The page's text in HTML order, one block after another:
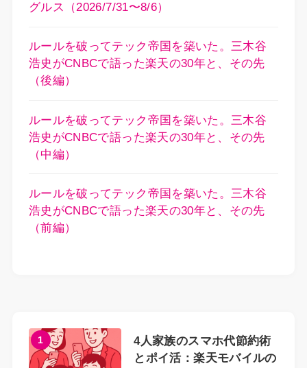
グルス（2026/7/31〜8/6）
ルールを破ってテック帝国を築いた。三木谷
浩史がCNBCで語った楽天の30年と、その先
（後編）
ルールを破ってテック帝国を築いた。三木谷
浩史がCNBCで語った楽天の30年と、その先
（中編）
ルールを破ってテック帝国を築いた。三木谷
浩史がCNBCで語った楽天の30年と、その先
（前編）
1
4人家族のスマホ代節約術
とポイ活：楽天モバイルの